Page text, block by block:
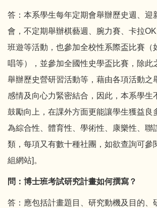
答：本系學生每年定期會舉辦歷史週、迎
會，不定期舉辦棋藝週、腕力賽、卡拉OK
班遊等活動，也參加全校性系際盃比賽（
唱等），並參加全國性史學盃比賽，除此
舉辦歷史營研習活動等，藉由各項活動之
感情及向心力緊密結合，因此，本系學生
鼓勵向上，在課外方面更能讓學生獲益良
為綜合性、體育性、學術性、康樂性、聯
類，每項又有數十種社團，如欲查詢可參
組網站]。
問：博士班考試研究計畫如何撰寫？
答：應包括計畫題目、研究動機及目的、